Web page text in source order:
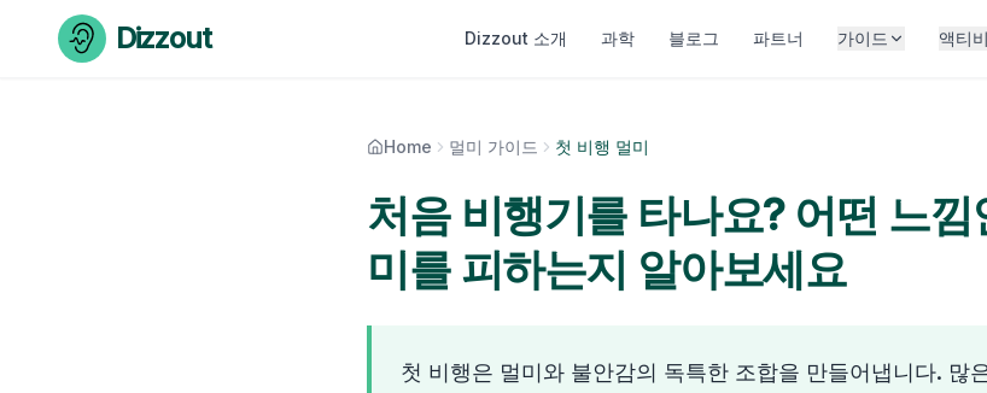
Skip to content
Dizzout Dizzout 소개 과학 블로그 파트너 가이드 액티
Home 멀미 가이드 첫 비행 멀미
처음 비행기를 타나요? 어떤 느
미를 피하는지 알아보세요
첫 비행은 멀미와 불안감의 독특한 조합을 만들어냅니다. 많